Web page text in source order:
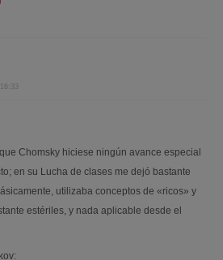
Chomsky hiciese ningún avance especial
en su Lucha de clases me dejó bastante
utilizaba conceptos de «ricos» y
estériles, y nada aplicable desde el